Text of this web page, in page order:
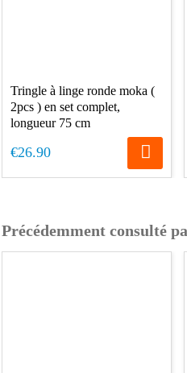
Tringle à linge ronde moka (
2pcs ) en set complet,
longueur 75 cm
€26.90
Précédemment consulté